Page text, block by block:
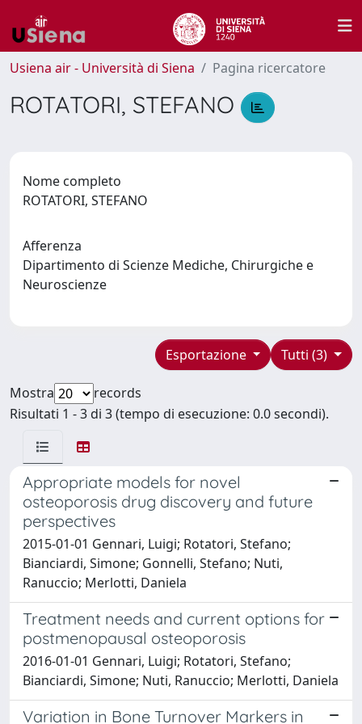
Usiena air - Università di Siena Pagina ricercatore
ROTATORI, STEFANO
Nome completo
ROTATORI, STEFANO
Afferenza
Dipartimento di Scienze Mediche, Chirurgiche e
Neuroscienze
Tutti (3)
Esportazione
Mostra
records
Risultati 1 - 3 di 3 (tempo di esecuzione: 0.0 secondi).
Appropriate models for novel
osteoporosis drug discovery and future
perspectives
2015-01-01 Gennari, Luigi; Rotatori, Stefano;
Bianciardi, Simone; Gonnelli, Stefano; Nuti,
Ranuccio; Merlotti, Daniela
Treatment needs and current options for
postmenopausal osteoporosis
2016-01-01 Gennari, Luigi; Rotatori, Stefano;
Bianciardi, Simone; Nuti, Ranuccio; Merlotti, Daniela
Variation in Bone Turnover Markers in